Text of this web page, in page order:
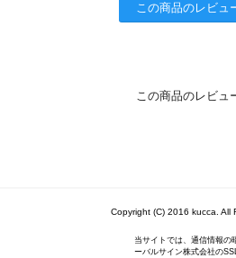
この商品のレビュ
この商品のレビュ
Copyright (C) 2016 kucca. All
当サイトでは、通信情報の
ーバルサイン株式会社の